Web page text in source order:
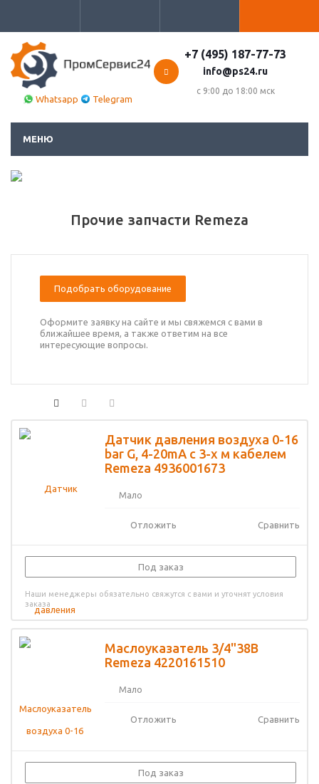
Whatsapp Telegram
+7 (495) 187-77-73
info@ps24.ru
с 9:00 до 18:00 мск
МЕНЮ
Прочие запчасти Remeza
Подобрать оборудование
Оформите заявку на сайте и мы свяжемся с вами в
ближайшее время, а также ответим на все
интересующие вопросы.
Датчик давления воздуха 0-16
bar G, 4-20mA с 3-х м кабелем
Remeza 4936001673
Мало
Отложить Сравнить
Под заказ
Наши менеджеры обязательно свяжутся с вами и уточнят условия
заказа
Маслоуказатель 3/4"38В
Remeza 4220161510
Мало
Отложить Сравнить
Под заказ